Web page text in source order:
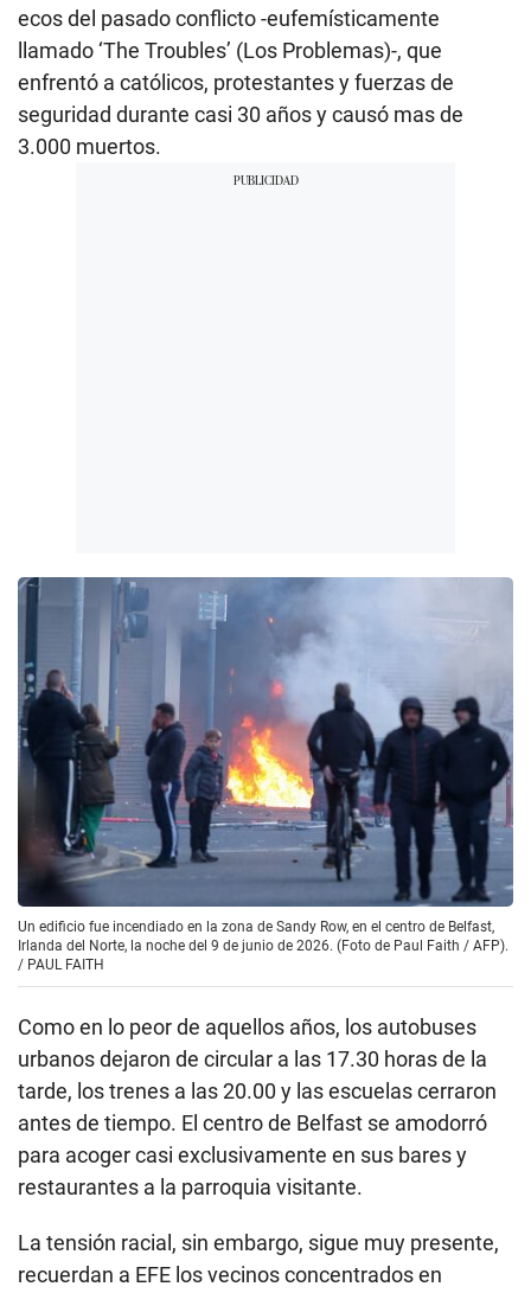
ecos del pasado conflicto -eufemísticamente
llamado ‘The Troubles’ (Los Problemas)-, que
enfrentó a católicos, protestantes y fuerzas de
seguridad durante casi 30 años y causó mas de
3.000 muertos.
Un edificio fue incendiado en la zona de Sandy Row, en el centro de Belfast,
Irlanda del Norte, la noche del 9 de junio de 2026. (Foto de Paul Faith / AFP).
/ PAUL FAITH
Como en lo peor de aquellos años, los autobuses
urbanos dejaron de circular a las 17.30 horas de la
tarde, los trenes a las 20.00 y las escuelas cerraron
antes de tiempo. El centro de Belfast se amodorró
para acoger casi exclusivamente en sus bares y
restaurantes a la parroquia visitante.
La tensión racial, sin embargo, sigue muy presente,
recuerdan a EFE los vecinos concentrados en